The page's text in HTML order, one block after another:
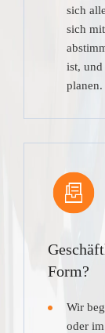
sich
sich
ist,
planen.
Form?
Wir
oder